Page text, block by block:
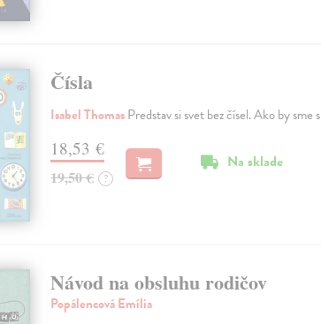
Čísla
Isabel ThomasPredstav si svet bez čísel. Ako by
18,53 €
19,50 € ?
Na sklade
Návod na obsluhu rodičov
Popálencová Emília